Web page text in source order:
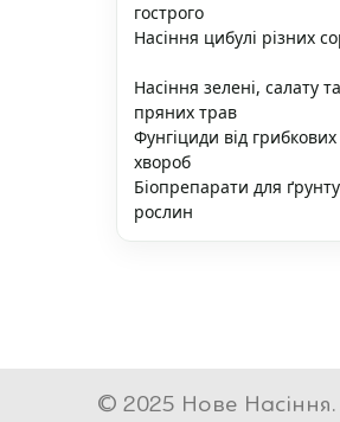
гострого
Насіння цибулі різних
Насіння зелені, салату та
пряних трав
Фунгіциди від грибкових
хвороб
Біопрепарати для
рослин
© 2025 Нове